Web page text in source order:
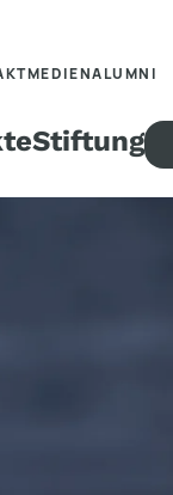
MEDIENALUMNI
Stiftung